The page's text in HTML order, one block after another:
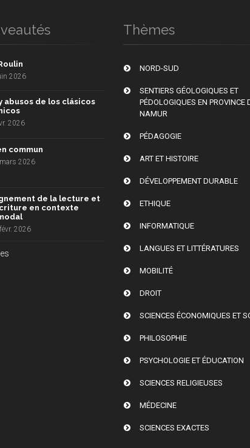
2026
abusos de los clásicos
2026
commun
2026
de la lecture et
en contexte
2026
Thèmes
NORD-SUD
SENTIERS GÉOLOGIQUES ET
PÉDOLOGIQUES EN PROVINCE
NAMUR
PÉDAGOGIE
ART ET HISTOIRE
DÉVELOPPEMENT DURABLE
ETHIQUE
INFORMATIQUE
LANGUES ET LITTÉRATURES
MOBILITÉ
DROIT
SCIENCES ÉCONOMIQUES ET
PHILOSOPHIE
PSYCHOLOGIE ET ÉDUCATION
SCIENCES RELIGIEUSES
MÉDECINE
SCIENCES EXACTES